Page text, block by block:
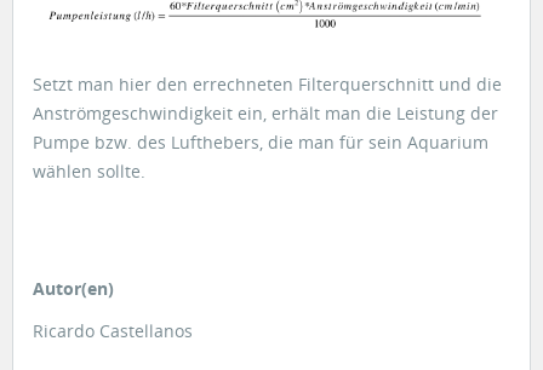
Setzt man hier den errechneten Filterquerschnitt und die
Anströmgeschwindigkeit ein, erhält man die Leistung der
Pumpe bzw. des Lufthebers, die man für sein Aquarium
wählen sollte.
Autor(en)
Ricardo Castellanos